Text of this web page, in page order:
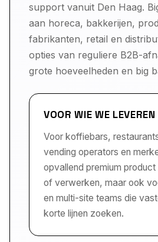
support vanuit Den Haag.
aan horeca, bakkerijen,
fabrikanten, retail en
opties van reguliere B2B-
grote hoeveelheden en big
VOOR WIE WE LEVEREN
Voor koffiebars,
vending operators en
opvallend premium
of verwerken, maar ook
en multi-site teams die
korte lijnen zoeken.